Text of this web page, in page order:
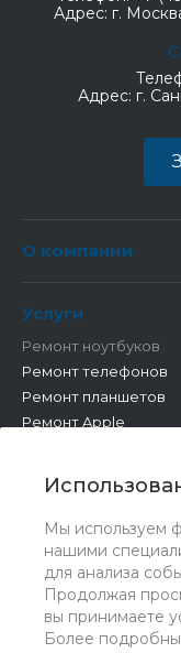
Мы используем
нашими
для анализа
Продолжая
вы принимаете
Более
Адрес: г.
Адрес: г.
О компании
Услуги
Ремонт ноутбуков
Ремонт телефонов
Ремонт планшетов
Ремонт Apple